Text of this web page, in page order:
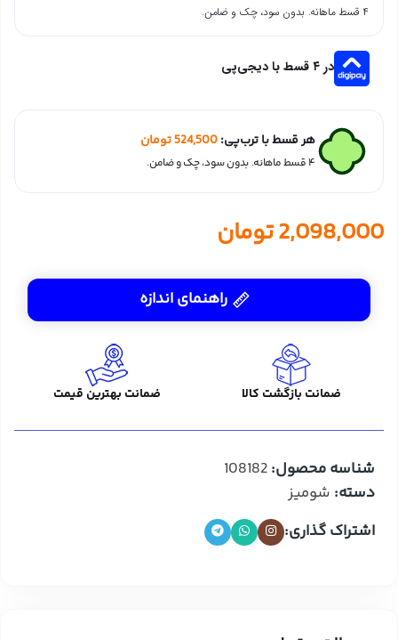
۴ قسط ماهانه. بدون سود، چک و ضامن.
در ۴ قسط با دیجی‌پی
هر قسط با ترب‌پی:524,500تومان
۴ قسط ماهانه. بدون سود، چک و ضامن.
2,098,000تومان
راهنمای اندازه
ضمانت بازگشت کالا ضمانت بهترین قیمت
شناسه محصول:108182
دسته: شومیز
اشتراک گذاری: